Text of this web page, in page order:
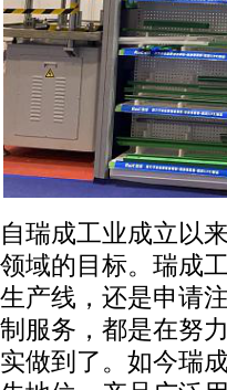
自瑞成工业成立以
领域的目标。瑞成
生产线，还是申请
制服务，都是在努
实做到了。如今瑞